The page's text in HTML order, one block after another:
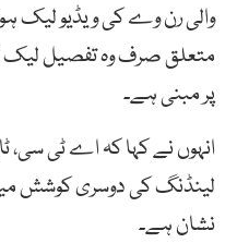
والی رن وے کی ویڈیو لیک
متعلق صرف وہ تفصیل لیک
پر مبنی ہے۔
انہوں نے کہا کہ اے ٹی سی،
لینڈنگ کی دوسری کوشش
نشان ہے۔